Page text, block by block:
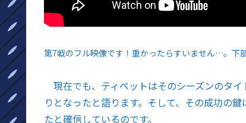
第7戦のフル映像です！重かったらすいません…。下
現在でも、ティペットはそのシーズンのタ
りとなったと語ります。そして、その成功の
たと確信しているのです。